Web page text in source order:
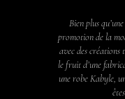
Bien plus
promotion de la
avec des créations
le fruit d’une
une robe Kabyle,